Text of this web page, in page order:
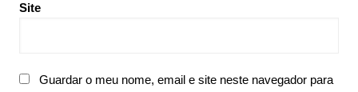
Site
Guardar o meu nome, email e site neste navegador para